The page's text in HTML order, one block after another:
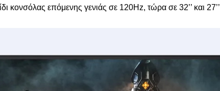
κονσόλας επόμενης γενιάς σε 120Hz, τώρα σε 32’’ και 27’’